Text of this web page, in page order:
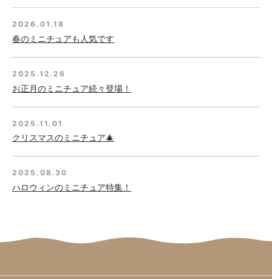
2026.01.18
春のミニチュアも人気です
2025.12.26
お正月のミニチュア続々登場！
2025.11.01
クリスマスのミニチュア🎄
2025.08.30
ハロウィンのミニチュア特集！
夏のミニチュア入荷しました！